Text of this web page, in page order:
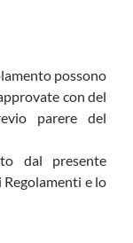
possono
con del
parere del
dal presente
e lo